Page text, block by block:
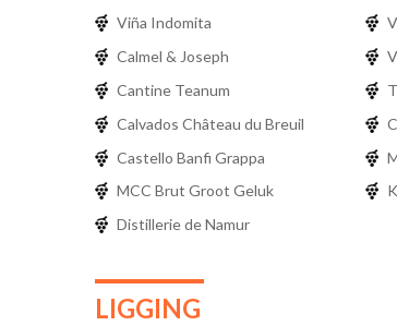
Viña Indomita
Calmel & Joseph
Cantine Teanum
Calvados Château du Breuil
Castello Banfi Grappa
MCC Brut Groot Geluk
Distillerie de Namur
LIGGING